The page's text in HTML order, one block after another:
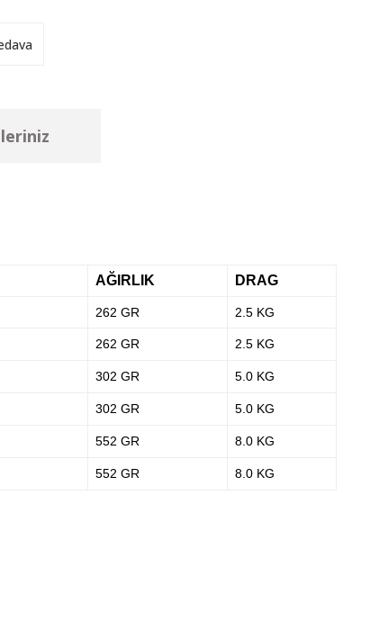
AĞIRLIK DRAG
262 GR 2.5 KG
262 GR 2.5 KG
302 GR 5.0 KG
302 GR 5.0 KG
552 GR 8.0 KG
552 GR 8.0 KG